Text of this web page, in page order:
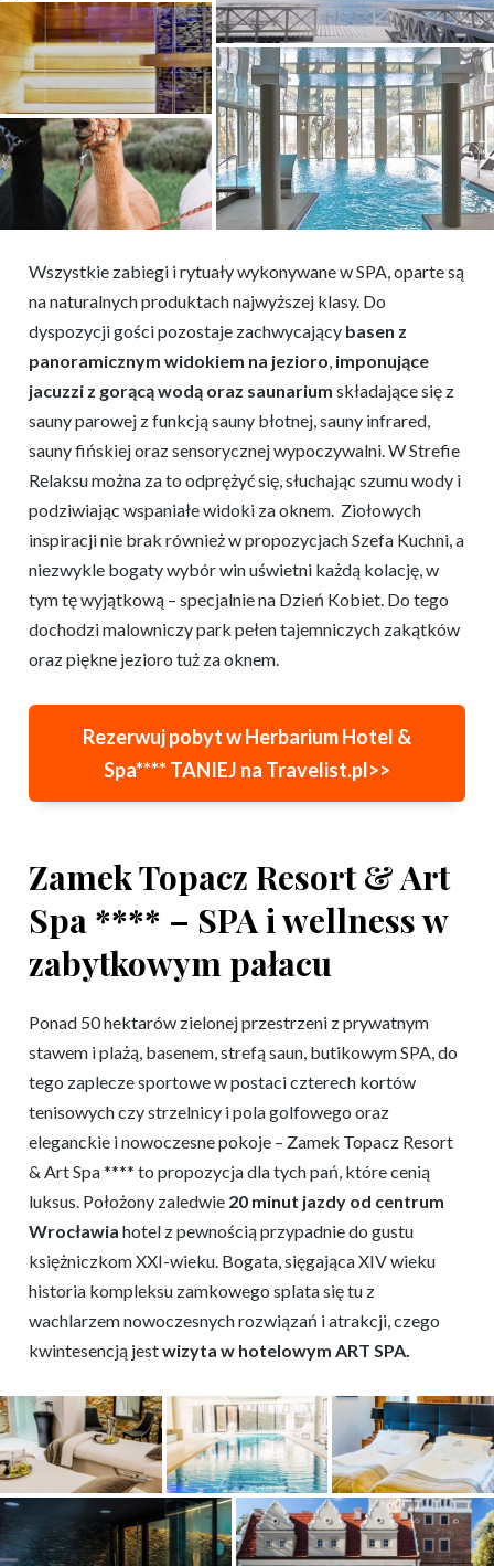
Wszystkie zabiegi i rytuały wykonywane w SPA, oparte są
na naturalnych produktach najwyższej klasy. Do
dyspozycji gości pozostaje zachwycający basen z
panoramicznym widokiem na jezioro imponujące
jacuzzi z gorącą wodą oraz saunariumskładające się z
sauny parowej z funkcją sauny błotnej, sauny infrared,
sauny fińskiej oraz sensorycznej wypoczywalni. W Strefie
Relaksu można za to odprężyć się, słuchając szumu wody i
podziwiając wspaniałe widoki za oknem. Ziołowych
inspiracji nie brak również w propozycjach Szefa Kuchni, a
niezwykle bogaty wybór win uświetni każdą kolację, w
tym tę wyjątkową – specjalnie na Dzień Kobiet. Do tego
dochodzi malowniczy park pełen tajemniczych zakątków
oraz piękne jezioro tuż za oknem.
Rezerwuj pobyt w Herbarium Hotel &
Spa****TANIEJ na Travelist.pl>>
Zamek Topacz Resort & Art
Spa **** – SPA i wellness w
zabytkowym pałacu
Ponad 50 hektarów zielonej przestrzeni z prywatnym
stawem i plażą, basenem, strefą saun, butikowym SPA, do
tego zaplecze sportowe w postaci czterech kortów
tenisowych czy strzelnicy i pola golfowego oraz
eleganckie i nowoczesne pokoje – Zamek Topacz Resort
& Art Spa **** to propozycja dla tych pań, które cenią
luksus. Położony zaledwie 20 minut jazdy od centrum
Wrocławia hotel z pewnością przypadnie do gustu
księżniczkom XXI-wieku. Bogata, sięgająca XIV wieku
historia kompleksu zamkowego splata się tu z
wachlarzem nowoczesnych rozwiązań i atrakcji, czego
kwintesencją jestwizyta w hotelowym ART SPA.